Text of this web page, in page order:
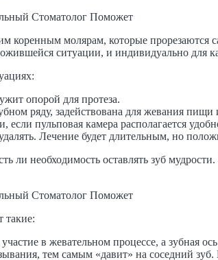
коренным молярам, которые
ситуации, и индивидуально для
опорой для протеза.
ряду, задействована для жевания
пульповая камера располагается
Лечение будет длительным, но
ли необходимость оставлять зуб
такие:
в жевательном процессе, а зубная
тем самым «давит» на соседний